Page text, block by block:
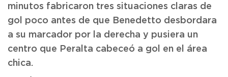
minutos fabricaron tres situaciones claras de
gol poco antes de que Benedetto desbordara
a su marcador por la derecha y pusiera un
centro que Peralta cabeceó a gol en el área
chica.